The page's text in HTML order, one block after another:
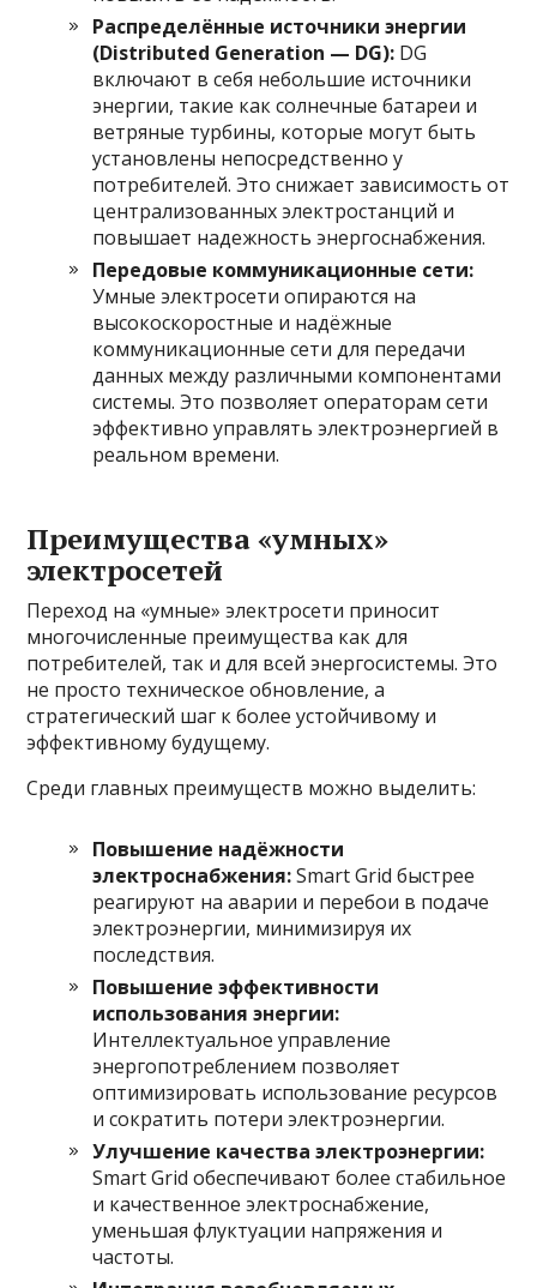
Распределённые источники энергии
(Distributed Generation — DG): DG
включают в себя небольшие источники
энергии, такие как солнечные батареи и
ветряные турбины, которые могут быть
установлены непосредственно у
потребителей. Это снижает зависимость от
централизованных электростанций и
повышает надежность энергоснабжения.
Передовые коммуникационные сети:
Умные электросети опираются на
высокоскоростные и надёжные
коммуникационные сети для передачи
данных между различными компонентами
системы. Это позволяет операторам сети
эффективно управлять электроэнергией в
реальном времени.
Преимущества «умных»
электросетей
Переход на «умные» электросети приносит
многочисленные преимущества как для
потребителей, так и для всей энергосистемы. Это
не просто техническое обновление, а
стратегический шаг к более устойчивому и
эффективному будущему.
Среди главных преимуществ можно выделить:
Повышение надёжности
электроснабжения:Smart Grid быстрее
реагируют на аварии и перебои в подаче
электроэнергии, минимизируя их
последствия.
Повышение эффективности
использования энергии:
Интеллектуальное управление
энергопотреблением позволяет
оптимизировать использование ресурсов
и сократить потери электроэнергии.
Улучшение качества электроэнергии:
Smart Grid обеспечивают более стабильное
и качественное электроснабжение,
уменьшая флуктуации напряжения и
частоты.